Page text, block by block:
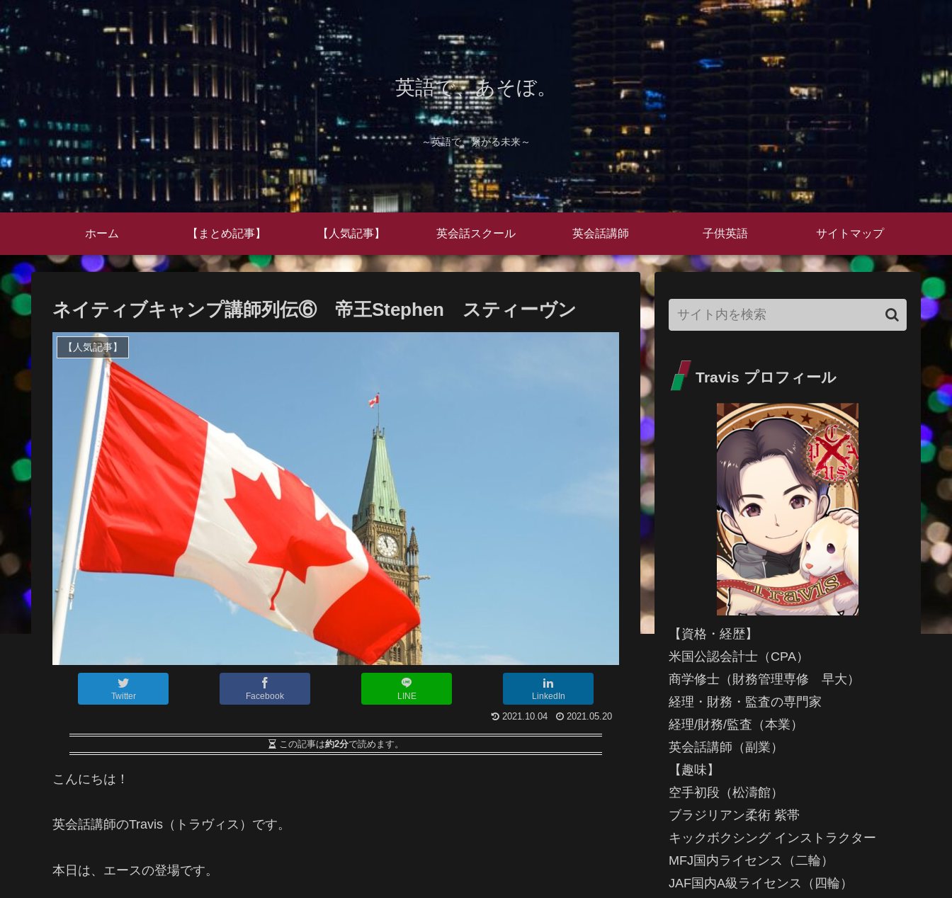
英語で、あそぼ。
～英語で、繋がる未来～
ホーム 【まとめ記事】 【人気記事】 英会話スクール 英会話講師 子供英語 サイトマップ
ネイティブキャンプ講師列伝⑥ 帝王Stephen スティーヴン
【人気記事】
Twitter Facebook LINE LinkedIn
2021.10.04 2021.05.20
この記事は約2分で読めます。
こんにちは！
英会話講師のTravis（トラヴィス）です。
本日は、エースの登場です。
Travis プロフィール
【資格・経歴】
米国公認会計士（CPA）
商学修士（財務管理専修 早大）
経理・財務・監査の専門家
経理/財務/監査（本業）
英会話講師（副業）
【趣味】
空手初段（松濤館）
ブラジリアン柔術 紫帯
キックボクシング インストラクター
MFJ国内ライセンス（二輪）
JAF国内A級ライセンス（四輪）